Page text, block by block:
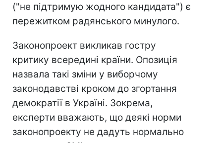
("не підтримую жодного кандидата") є
пережитком радянського минулого.
Законопроект викликав гостру
критику всередині країни. Опозиція
назвала такі зміни у виборчому
законодавстві кроком до згортання
демократії в Україні. Зокрема,
експерти вважають, що деякі норми
законопроекту не дадуть нормально